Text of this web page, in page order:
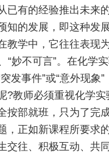
已有的经验推出未来
知的发展，即这种发
教学中，它往往表现
“妙不可言”。在化学
发事件”或“意外现象
?教师必须重视化学
按部就班，只为了完
，正如新课程所要求
交往、积极互动、共